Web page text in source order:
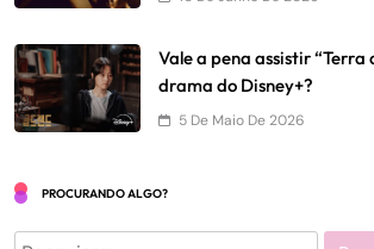
Vale a pena assistir “Terra
drama do Disney+?
5 De Maio De 2026
PROCURANDO ALGO?
Pesquisar